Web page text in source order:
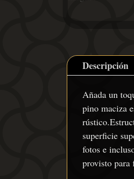
Descripción
Añada un
pino maciza
superficie
fotos e
provisto para